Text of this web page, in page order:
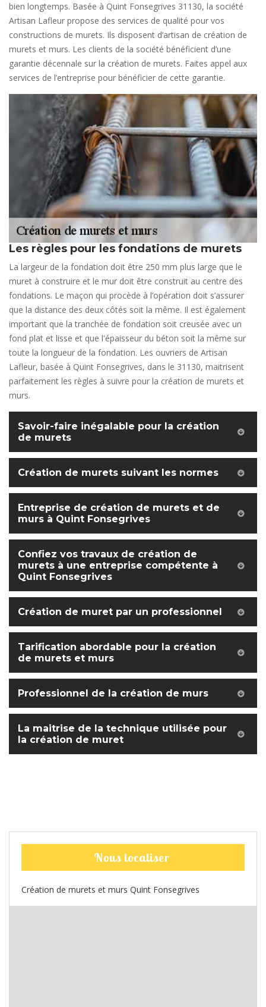
bien longtemps. Basée à Quint Fonsegrives 31130, la société
Artisan Lafleur propose des services de qualité pour vos
constructions de murets. Ils disposent d’artisan de création de
murets et murs. Les clients de la société bénéficient d’une
garantie décennale sur la création de murets. Faites appel aux
services de l’entreprise pour bénéficier de cette garantie.
Les règles pour les fondations de murets
La largeur de la fondation doit être 250 mm plus large que le
muret à construire et le mur doit être construit au centre des
fondations. Le maçon qui procède à l’opération doit s’assurer
que la distance des deux côtés soit la même. Il est également
important que la tranchée de fondation soit creusée avec un
fond plat et lisse et que l'épaisseur du béton soit la même sur
toute la longueur de la fondation. Les ouvriers de Artisan
Lafleur, basée à Quint Fonsegrives, dans le 31130, maitrisent
parfaitement les règles à suivre pour la création de murets et
murs.
Savoir-faire inégalable pour la création
de murets
Création de murets suivant les normes
Entreprise de création de murets et de
murs à Quint Fonsegrives
Confiez vos travaux de création de
murets à une entreprise compétente à
Quint Fonsegrives
Création de muret par un professionnel
Tarification abordable pour la création
de murets et murs
Professionnel de la création de murs
La maitrise de la technique utilisée pour
la création de muret
Nous localiser
Création de murets et murs Quint Fonsegrives